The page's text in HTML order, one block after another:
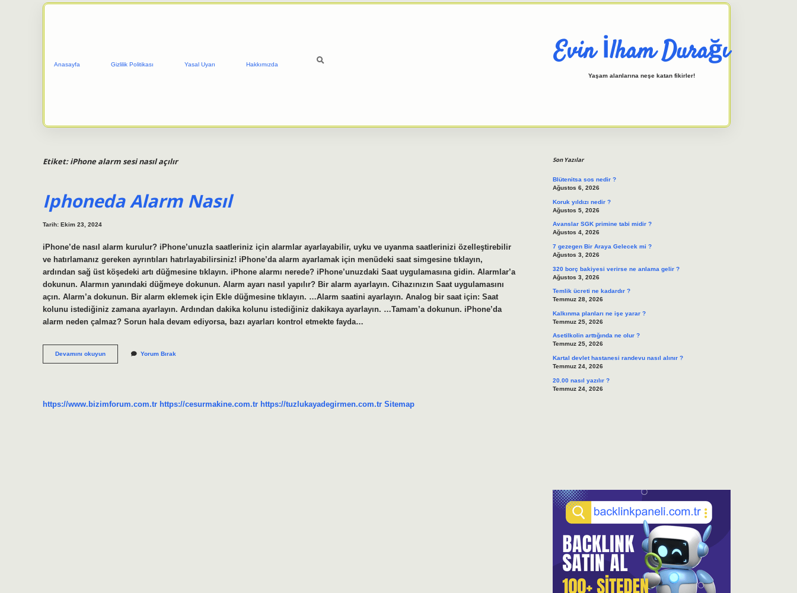
Anasayfa Gizlilik Politikası Yasal Uyarı Hakkımızda Evin İlham Durağı
Yaşam alanlarına neşe katan fikirler!
Etiket:iPhone alarm sesi nasıl açılır
Iphoneda Alarm Nasıl
Tarih: Ekim 23, 2024
iPhone’de nasıl alarm kurulur? iPhone’unuzla saatleriniz için alarmlar ayarlayabilir, uyku ve uyanma saatlerinizi özelleştirebilir
ve hatırlamanız gereken ayrıntıları hatırlayabilirsiniz! iPhone’da alarm ayarlamak için menüdeki saat simgesine tıklayın,
ardından sağ üst köşedeki artı düğmesine tıklayın. iPhone alarmı nerede? iPhone’unuzdaki Saat uygulamasına gidin. Alarmlar’a
dokunun. Alarmın yanındaki düğmeye dokunun. Alarm ayarı nasıl yapılır? Bir alarm ayarlayın. Cihazınızın Saat uygulamasını
açın. Alarm’a dokunun. Bir alarm eklemek için Ekle düğmesine tıklayın. …Alarm saatini ayarlayın. Analog bir saat için: Saat
kolunu istediğiniz zamana ayarlayın. Ardından dakika kolunu istediğiniz dakikaya ayarlayın. …Tamam’a dokunun. iPhone’da
alarm neden çalmaz? Sorun hala devam ediyorsa, bazı ayarları kontrol etmekte fayda…
Devamını okuyunIphoneda
Alarm
Yorum Bırak
https://www.bizimforum.com.tr https://cesurmakine.com.tr https://tuzlukayadegirmen.com.tr Sitemap
Son Yazılar
Blütenitsa sos nedir ?
Ağustos 6, 2026
Koruk yıldızı nedir ?
Ağustos 5, 2026
Avanslar SGK primine tabi midir ?
Ağustos 4, 2026
7 gezegen Bir Araya Gelecek mi ?
Ağustos 3, 2026
320 borç bakiyesi verirse ne anlama gelir ?
Ağustos 3, 2026
Temlik ücreti ne kadardır ?
Temmuz 28, 2026
Kalkınma planları ne işe yarar ?
Temmuz 25, 2026
Asetilkolin arttığında ne olur ?
Temmuz 25, 2026
Kartal devlet hastanesi randevu nasıl alınır ?
Temmuz 24, 2026
20.00 nasıl yazılır ?
Temmuz 24, 2026